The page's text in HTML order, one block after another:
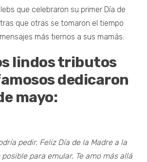
que celebraron su primer Día de
que otras se tomaron el tiempo
más tiernos a sus mamás.
lindos tributos
dedicaron
mayo:
pedir. Feliz Día de la Madre a la
para emular. Te amo más allá